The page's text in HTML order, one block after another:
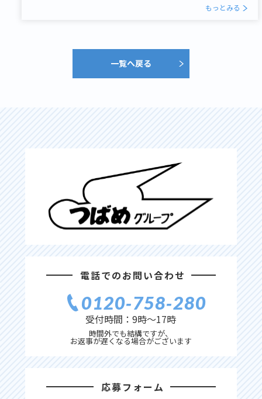
もっとみる
一覧へ戻る
電話でのお問い合わせ
0120‐758‐280
受付時間：9時〜17時
時間外でも結構ですが、
お返事が遅くなる場合がございます
応募フォーム